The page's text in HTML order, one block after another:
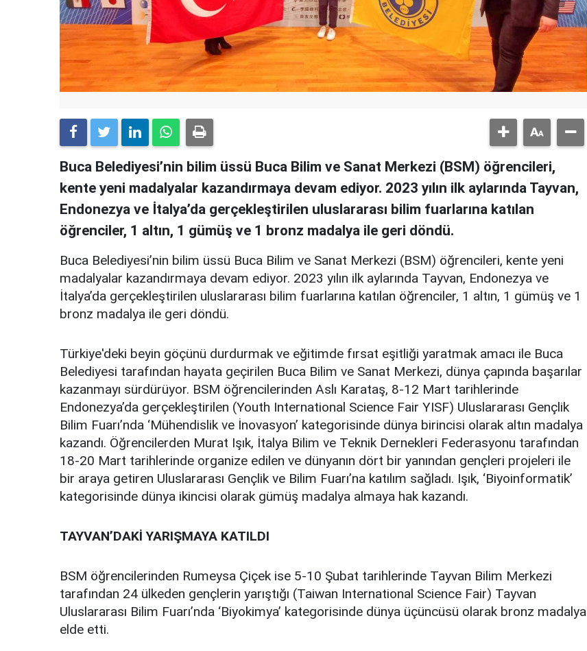
Buca Belediyesi’nin bilim üssü Buca Bilim ve Sanat Merkezi (BSM) öğrencileri,
kente yeni madalyalar kazandırmaya devam ediyor. 2023 yılın ilk aylarında Tayvan,
Endonezya ve İtalya’da gerçekleştirilen uluslararası bilim fuarlarına katılan
öğrenciler, 1 altın, 1 gümüş ve 1 bronz madalya ile geri döndü.
Buca Belediyesi’nin bilim üssü Buca Bilim ve Sanat Merkezi (BSM) öğrencileri, kente yeni
madalyalar kazandırmaya devam ediyor. 2023 yılın ilk aylarında Tayvan, Endonezya ve
İtalya’da gerçekleştirilen uluslararası bilim fuarlarına katılan öğrenciler, 1 altın, 1 gümüş ve 1
bronz madalya ile geri döndü.
Türkiye'deki beyin göçünü durdurmak ve eğitimde fırsat eşitliği yaratmak amacı ile Buca
Belediyesi tarafından hayata geçirilen Buca Bilim ve Sanat Merkezi, dünya çapında başarılar
kazanmayı sürdürüyor. BSM öğrencilerinden Aslı Karataş, 8-12 Mart tarihlerinde
Endonezya’da gerçekleştirilen (Youth International Science Fair YISF) Uluslararası Gençlik
Bilim Fuarı’nda ‘Mühendislik ve İnovasyon’ kategorisinde dünya birincisi olarak altın madalya
kazandı. Öğrencilerden Murat Işık, İtalya Bilim ve Teknik Dernekleri Federasyonu tarafından
18-20 Mart tarihlerinde organize edilen ve dünyanın dört bir yanından gençleri projeleri ile
bir araya getiren Uluslararası Gençlik ve Bilim Fuarı’na katılım sağladı. Işık, ‘Biyoinformatik’
kategorisinde dünya ikincisi olarak gümüş madalya almaya hak kazandı.
TAYVAN’DAKİ YARIŞMAYA KATILDI
BSM öğrencilerinden Rumeysa Çiçek ise 5-10 Şubat tarihlerinde Tayvan Bilim Merkezi
tarafından 24 ülkeden gençlerin yarıştığı (Taiwan International Science Fair) Tayvan
Uluslararası Bilim Fuarı’nda ‘Biyokimya’ kategorisinde dünya üçüncüsü olarak bronz madalya
elde etti.